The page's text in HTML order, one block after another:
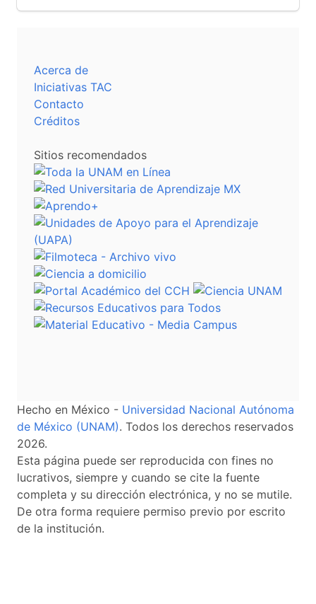
Acerca de
Iniciativas TAC
Contacto
Créditos
Sitios recomendados
Hecho en México - Universidad Nacional Autónoma
de México (UNAM). Todos los derechos reservados
2026.
Esta página puede ser reproducida con fines no
lucrativos, siempre y cuando se cite la fuente
completa y su dirección electrónica, y no se mutile.
De otra forma requiere permiso previo por escrito
de la institución.